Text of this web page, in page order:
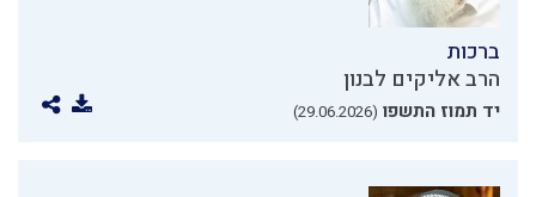
ברכות
הרב אליקים לבנון
יד תמוז התשפו (29.06.2026)